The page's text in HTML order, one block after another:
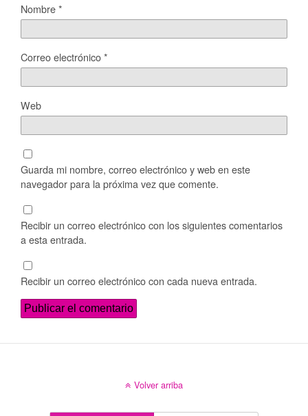
Nombre*
Correo electrónico*
Web
Guarda mi nombre, correo electrónico y web en este
navegador para la próxima vez que comente.
Recibir un correo electrónico con los siguientes comentarios
a esta entrada.
Recibir un correo electrónico con cada nueva entrada.
Volver arriba